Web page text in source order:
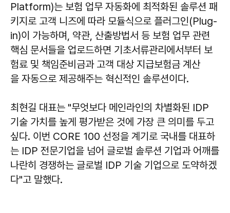
Platform)는 보험 업무 자동화에 최적화된 솔루션 패
키지로 고객 니즈에 따라 모듈식으로 플러그인(Plug-
in)이 가능하며, 약관, 산출방법서 등 보험 업무 관련
핵심 문서들을 업로드하면 기초서류관리에서부터 보
험료 및 책임준비금과 고객 대상 지급보험금 계산
을 자동으로 제공해주는 혁신적인 솔루션이다.
최현길 대표는 "무엇보다 메인라인의 차별화된 IDP
기술 가치를 높게 평가받은 것에 가장 큰 의미를 두고
싶다. 이번 CORE 100 선정을 계기로 국내를 대표하
는 IDP 전문기업을 넘어 글로벌 솔루션 기업과 어깨를
나란히 경쟁하는 글로벌 IDP 기술 기업으로 도약하겠
다"고 말했다.